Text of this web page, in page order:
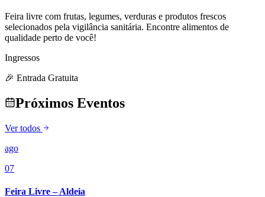
Feira livre com frutas, legumes, verduras e produtos frescos
selecionados pela vigilância sanitária. Encontre alimentos de
qualidade perto de você!
Ingressos
🎉 Entrada Gratuita
Próximos Eventos
Ver todos
ago
07
Feira Livre – Aldeia